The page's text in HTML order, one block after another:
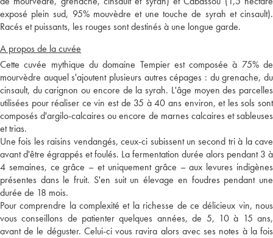
exposé plein sud, 95% mouvèdre et une touche de syrah et cinsault).
Racés et puissants, les rouges sont destinés à une longue garde.
A propos de la cuvée
Cette cuvée mythique du domaine Tempier est composée à 75% de
mourvèdre auquel s'ajoutent plusieurs autres cépages : du grenache, du
cinsault, du carignon ou encore de la syrah. L'âge moyen des parcelles
utilisées pour réaliser ce vin est de 35 à 40 ans environ, et les sols sont
composés d'argilo-calcaires ou encore de marnes calcaires et sableuses
et trias.
Une fois les raisins vendangés, ceux-ci subissent un second tri à la cave
avant d'être égrappés et foulés. La fermentation durée alors pendant 3 à
4 semaines, ce grâce – et uniquement grâce – aux levures indigènes
présentes dans le fruit. S'en suit un élevage en foudres pendant une
durée de 18 mois.
Pour comprendre la complexité et la richesse de ce délicieux vin, nous
vous conseillons de patienter quelques années, de 5, 10 à 15 ans,
avant de le déguster. Celui-ci vous ravira alors avec ses notes à la fois